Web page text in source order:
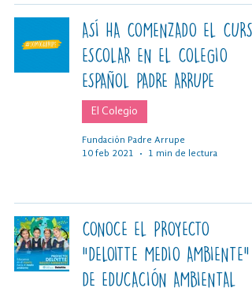
ASÍ HA COMENZADO EL CURSO
ESCOLAR EN EL COLEGIO
ESPAÑOL PADRE ARRUPE
El Colegio
Fundación Padre Arrupe
10 feb 2021
1 min de lectura
CONOCE EL PROYECTO
“DELOITTE MEDIO AMBIENTE”
DE EDUCACIÓN AMBIENTAL